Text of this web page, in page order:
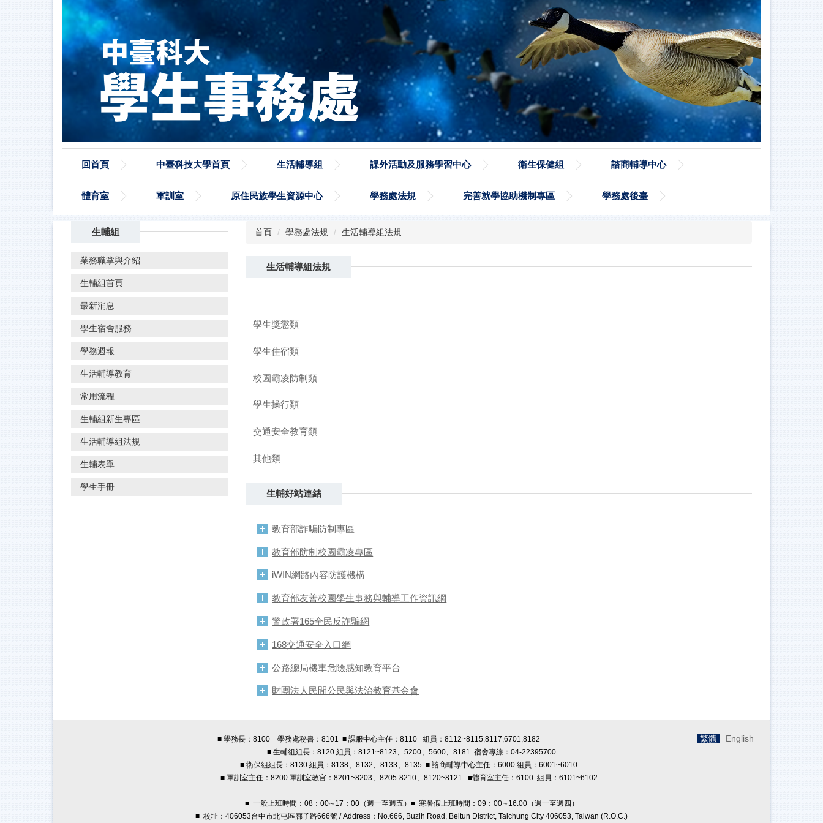
回首頁 中臺科技大學首頁 生活輔導組 課外活動及服務學習中心 衛生保健組 諮商輔導中心
體育室 軍訓室 原住民族學生資源中心 學務處法規 完善就學協助機制專區 學務處後臺
生輔組
業務職掌與介紹
生輔組首頁
最新消息
學生宿舍服務
學務週報
生活輔導教育
常用流程
生輔組新生專區
生活輔導組法規
生輔表單
學生手冊
首頁 學務處法規 生活輔導組法規
生活輔導組法規
學生獎懲類
學生住宿類
校園霸凌防制類
學生操行類
交通安全教育類
其他類
生輔好站連結
教育部詐騙防制專區
教育部防制校園霸凌專區
iWIN網路內容防護機構
教育部友善校園學生事務與輔導工作資訊網
警政署165全民反詐騙網
168交通安全入口網
公路總局機車危險感知教育平台
財團法人民間公民與法治教育基金會
繁體 English
■ 學務長：8100 學務處秘書：8101 ■ 課服中心主任：8110 組員：8112~8115,8117,6701,8182
■ 生輔組組長：8120 組員：8121~8123、5200、5600、8181 宿舍專線：04-22395700
■ 衛保組組長：8130 組員：8138、8132、8133、8135 ■ 諮商輔導中心主任：6000 組員：6001~6010
■ 軍訓室主任：8200 軍訓室教官：8201~8203、8205-8210、8120~8121
■體育室主任：6100 組員：6101~6102
■ 一般上班時間：08：00∼17：00（週一至週五）■ 寒暑假上班時間：09：00∼16:00（週一至週四）
■ 校址：406053台中市北屯區廍子路666號 / Address：No.666, Buzih Road, Beitun District, Taichung City 406053, Taiwan (R.O.C.)